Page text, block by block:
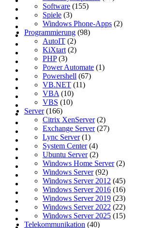
Software (155)
Spiele (3)
Windows Phone-Apps (2)
Programmierung (98)
AutoIT (2)
KiXtart (2)
PHP(3)
Power Automate (1)
Powershell (67)
VB.NET (11)
VBA (10)
VBS (10)
Server(166)
Citrix XenServer(2)
Exchange Server(27)
Lync Server(1)
System Center(4)
Ubuntu Server(2)
Windows Home Server(2)
Windows Server(92)
Windows Server 2012 (45)
Windows Server 2016 (16)
Windows Server 2019 (23)
Windows Server 2022 (22)
Windows Server 2025 (15)
Telekommunikation (40)